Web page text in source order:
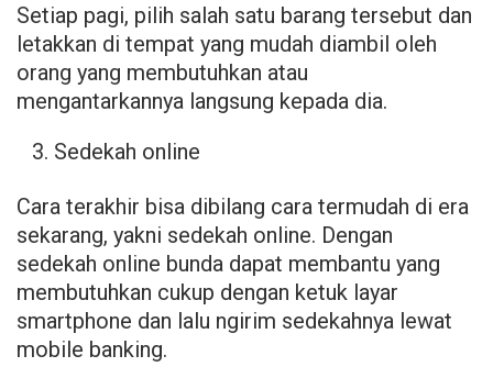
Setiap pagi, pilih salah satu barang tersebut dan
letakkan di tempat yang mudah diambil oleh
orang yang membutuhkan atau
mengantarkannya langsung kepada dia.
Sedekah online
Cara terakhir bisa dibilang cara termudah di era
sekarang, yakni sedekah online. Dengan
sedekah online bunda dapat membantu yang
membutuhkan cukup dengan ketuk layar
smartphone dan lalu ngirim sedekahnya lewat
mobile banking.